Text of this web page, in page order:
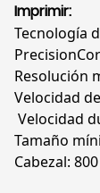
Imprimir:
Tecnología
Resolución
Velocidad
Velocidad
Tamaño
Cabezal: